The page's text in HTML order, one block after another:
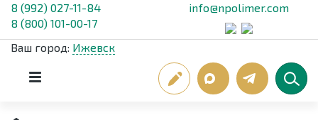
8 (992) 027-11-84
8 (800) 101-00-17
info@npolimer.com
Ваш город: Ижевск